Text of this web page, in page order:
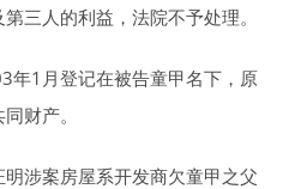
三人的利益，法院不予处理。
年1月登记在被告童甲名下，原
财产。
涉案房屋系开发商欠童甲之父